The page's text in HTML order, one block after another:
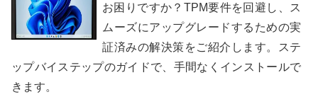
お困りですか？TPM要件を回避し、ス
ムーズにアップグレードするための実
証済みの解決策をご紹介します。ステ
ップバイステップのガイドで、手間なくインストールで
きます。